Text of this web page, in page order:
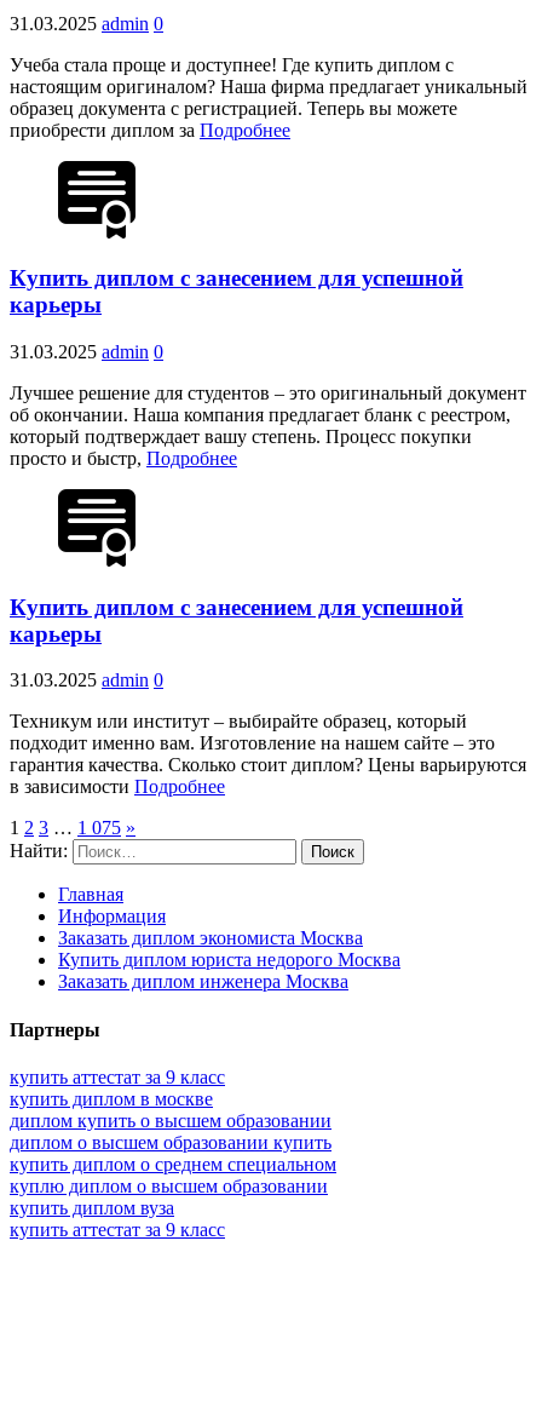
31.03.2025 admin 0
Учеба стала проще и доступнее! Где купить диплом с
настоящим оригиналом? Наша фирма предлагает уникальный
образец документа с регистрацией. Теперь вы можете
приобрести диплом за Подробнее
Купить диплом с занесением для успешной
карьеры
31.03.2025 admin 0
Лучшее решение для студентов – это оригинальный документ
об окончании. Наша компания предлагает бланк с реестром,
который подтверждает вашу степень. Процесс покупки
просто и быстр, Подробнее
Купить диплом с занесением для успешной
карьеры
31.03.2025 admin 0
Техникум или институт – выбирайте образец, который
подходит именно вам. Изготовление на нашем сайте – это
гарантия качества. Сколько стоит диплом? Цены варьируются
в зависимости Подробнее
1 2 3 … 1 075 »
Найти:
Главная
Информация
Заказать диплом экономиста Москва
Купить диплом юриста недорого Москва
Заказать диплом инженера Москва
Партнеры
купить аттестат за 9 класс
купить диплом в москве
диплом купить о высшем образовании
диплом о высшем образовании купить
купить диплом о среднем специальном
куплю диплом о высшем образовании
купить диплом вуза
купить аттестат за 9 класс